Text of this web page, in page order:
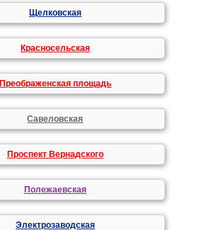
Щелковская
Красносельская
Преображенская площадь
Савеловская
Проспект Вернадского
Полежаевская
Электрозаводская